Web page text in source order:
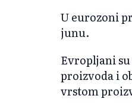
U eurozoni
junu.
Evropljani
proizvoda i
vrstom